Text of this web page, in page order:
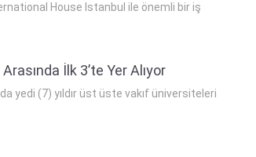
House Istanbul ile önemli bir iş
İlk 3’te Yer Alıyor
yedi (7) yıldır üst üste vakıf üniversiteleri